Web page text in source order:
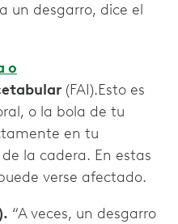
un desgarro, dice el
o
(FAI).Esto es
o la bola de tu
en tu
la cadera. En estas
verse afectado.
“A veces, un desgarro